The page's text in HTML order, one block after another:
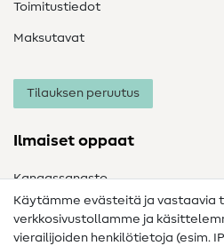
Toimitustiedot
Maksutavat
Tilauksen peruutus
Ilmaiset oppaat
Kangassanasto
Ompelusanasto
Ompeluohjeet
Käytämme evästeitä ja vastaavia
verkkosivustollamme ja
vierailijoiden henkilötietoja (esim.